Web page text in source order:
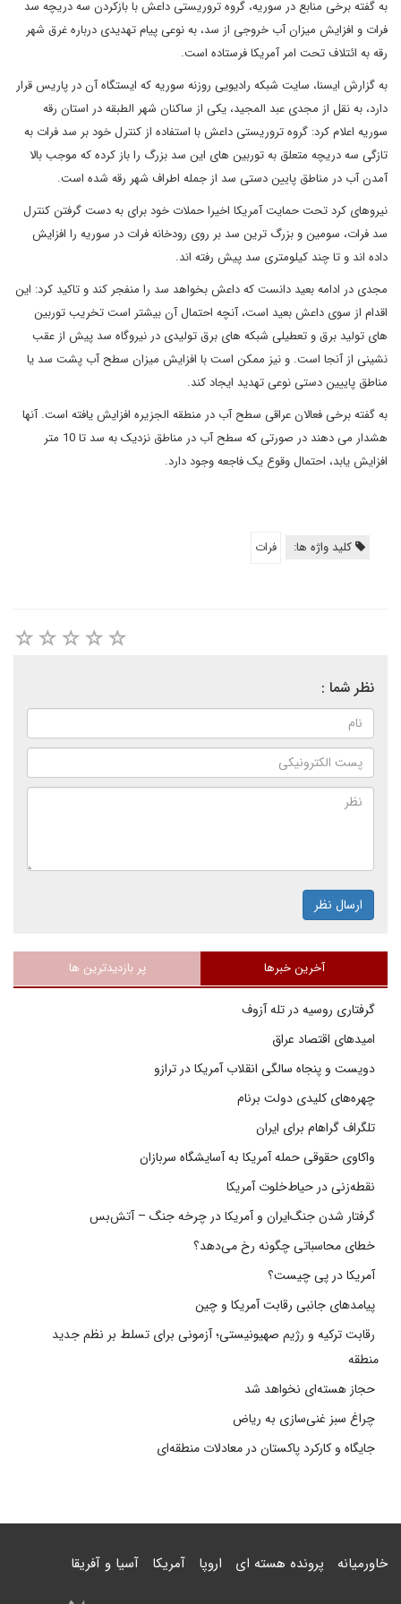
به گفته برخی منابع در سوریه، گروه تروریستی داعش با بازکردن سه دریچه سد
فرات و افزایش میزان آب خروجی از سد، به نوعی پیام تهدیدی درباره غرق شهر
رقه به ائتلاف تحت امر آمریکا فرستاده است.
به گزارش ایسنا، سایت شبکه رادیویی روزنه سوریه که ایستگاه آن در پاریس قرار
دارد، به نقل از مجدی عبد المجید، یکی از ساکنان شهر الطبقه در استان رقه
سوریه اعلام کرد: گروه تروریستی داعش با استفاده از کنترل خود بر سد فرات به
تازگی سه دریچه متعلق به توربین های این سد بزرگ را باز کرده که موجب بالا
آمدن آب در مناطق پایین دستی سد از جمله اطراف شهر رقه شده است.
نیروهای کرد تحت حمایت آمریکا اخیرا حملات خود برای به دست گرفتن کنترل
سد فرات، سومین و بزرگ ترین سد بر روی رودخانه فرات در سوریه را افزایش
داده اند و تا چند کیلومتری سد پیش رفته اند.
مجدی در ادامه بعید دانست که داعش بخواهد سد را منفجر کند و تاکید کرد: این
اقدام از سوی داعش بعید است، آنچه احتمال آن بیشتر است تخریب توربین
های تولید برق و تعطیلی شبکه های برق تولیدی در نیروگاه سد پیش از عقب
نشینی از آنجا است. و نیز ممکن است با افزایش میزان سطح آب پشت سد یا
مناطق پاییین دستی نوعی تهدید ایجاد کند.
به گفته برخی فعالان عراقی سطح آب در منطقه الجزیره افزایش یافته است. آنها
هشدار می دهند در صورتی که سطح آب در مناطق نزدیک به سد تا 10 متر
افزایش یابد، احتمال وقوع یک فاجعه وجود دارد.
کلید واژه ها: فرات
نظر شما :
ارسال نظر
آخرین خبرها پر بازدیدترین ها
گرفتاری روسیه در تله آزوف
امیدهای اقتصاد عراق
دویست و پنجاه سالگی انقلاب آمریکا در ترازو
چهره‌های کلیدی دولت برنام
تلگراف گراهام برای ایران
واکاوی حقوقی حمله آمریکا به آسایشگاه سربازان
نقطه‌زنی در حیاط‌خلوت آمریکا
گرفتار شدن جنگ‌ایران و آمریکا در چرخه جنگ – آتش‌بس
خطای محاسباتی چگونه رخ می‌دهد؟
آمریکا در پی چیست؟
پیامدهای جانبی رقابت آمریکا و چین
رقابت ترکیه و رژیم صهیونیستی؛ آزمونی برای تسلط بر نظم جدید
منطقه
حجاز هسته‌ای نخواهد شد
چراغ سبز غنی‌سازی به ریاض
جایگاه و کارکرد پاکستان در معادلات منطقه‌ای
خاورمیانه پرونده هسته ای اروپا آمریکا آسیا و آفریقا